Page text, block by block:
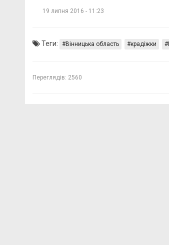
19 липня 2016 - 11:23
Теги: Вінницька область крадіжки
Переглядів: 2560